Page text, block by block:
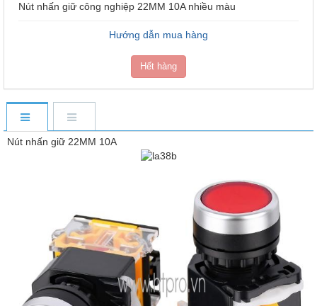
Nút nhấn giữ công nghiệp 22MM 10A nhiều màu
Hướng dẫn mua hàng
Hết hàng
Nút nhấn giữ 22MM 10A